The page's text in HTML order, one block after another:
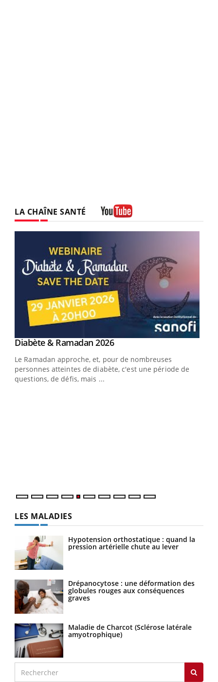
LA CHAÎNE SANTÉ
Youtube
Diabète & Ramadan 2026Youtube
Le Ramadan approche, et, pour de nombreuses
personnes atteintes de diabète, c'est une période de
questions, de défis, mais ...
LES MALADIES
Hypotension orthostatique : quand la
pression artérielle chute au lever
Drépanocytose : une déformation des
globules rouges aux conséquences
graves
Maladie de Charcot (Sclérose latérale
amyotrophique)